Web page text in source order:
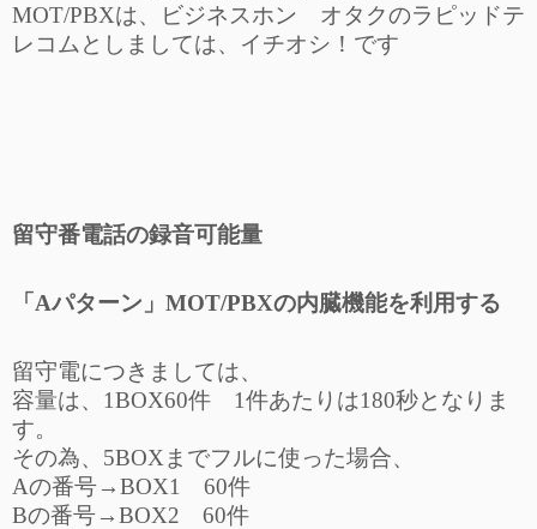
MOT/PBXは、ビジネスホン オタクのラピッドテ
レコムとしましては、イチオシ！です
留守番電話の録音可能量
「Aパターン」MOT/PBXの内臓機能を利用する
留守電につきましては、
容量は、1BOX60件 1件あたりは180秒となりま
す。
その為、5BOXまでフルに使った場合、
Aの番号→BOX1 60件
Bの番号→BOX2 60件